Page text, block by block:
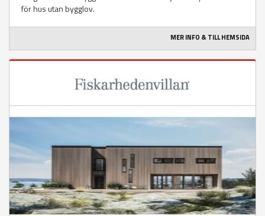
för hus utan bygglov.
MER INFO & TILL HEMSIDA